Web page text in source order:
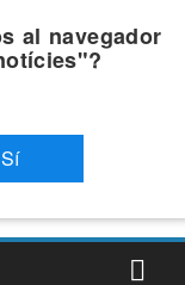
al navegador
Sí